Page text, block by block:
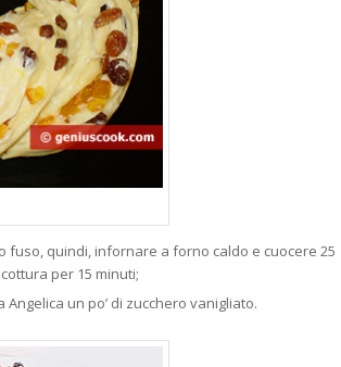
quindi, infornare a forno caldo e cuocere 25
per 15 minuti;
un po’ di zucchero vanigliato.